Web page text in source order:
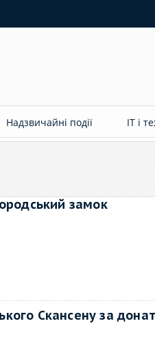
Надзвичайні події ІТ і
замок
Скансену за